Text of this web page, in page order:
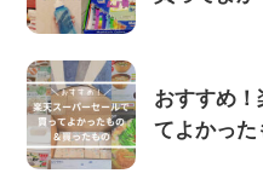
おすすめ
てよかっ